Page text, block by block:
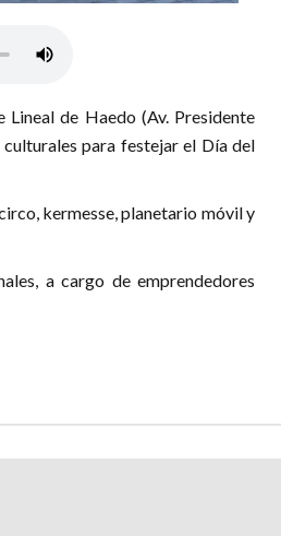
de Haedo (Av. Presidente
para festejar el Día del
kermesse, planetario móvil y
a cargo de emprendedores